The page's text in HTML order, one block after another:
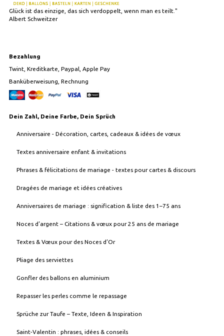
Glück ist das einzige, das sich verdoppelt, wenn man es teilt."
Albert Schweitzer
Bezahlung
Twint, Kreditkarte, Paypal, Apple Pay
Banküberweisung, Rechnung
Dein Zahl, Deine Farbe, Dein Sprüch
Anniversaire - Décoration, cartes, cadeaux & idées de vœux
Textes anniversaire enfant & invitations
Phrases & félicitations de mariage - textes pour cartes & discours
Dragées de mariage et idées créatives
Anniversaires de mariage : signification & liste des 1–75 ans
Noces d’argent – Citations & vœux pour 25 ans de mariage
Textes & Vœux pour des Noces d’Or
Pliage des serviettes
Gonfler des ballons en aluminium
Repasser les perles comme le repassage
Sprüche zur Taufe – Texte, Ideen & Inspiration
Saint-Valentin : phrases, idées & conseils